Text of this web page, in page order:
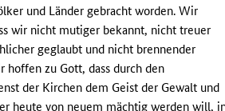
und Länder gebracht worden. Wir
wir nicht mutiger bekannt, nicht treuer
geglaubt und nicht brennender
hoffen zu Gott, dass durch den
der Kirchen dem Geist der Gewalt und
heute von neuem mächtig werden will,